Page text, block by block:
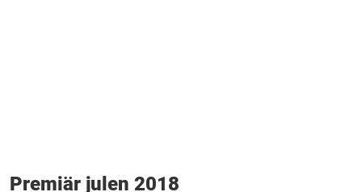
Premiär julen 2018